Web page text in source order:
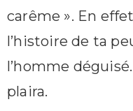
carême ». En
l’histoire de ta
l’homme
plaira.